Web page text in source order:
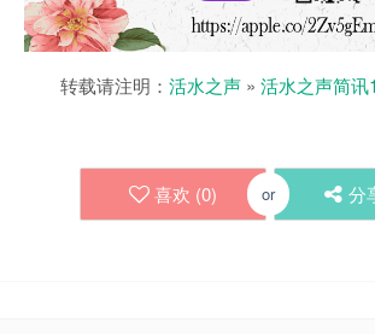
转载请注明： 活水之声 » 活水之声简讯
喜欢 (0) or 分